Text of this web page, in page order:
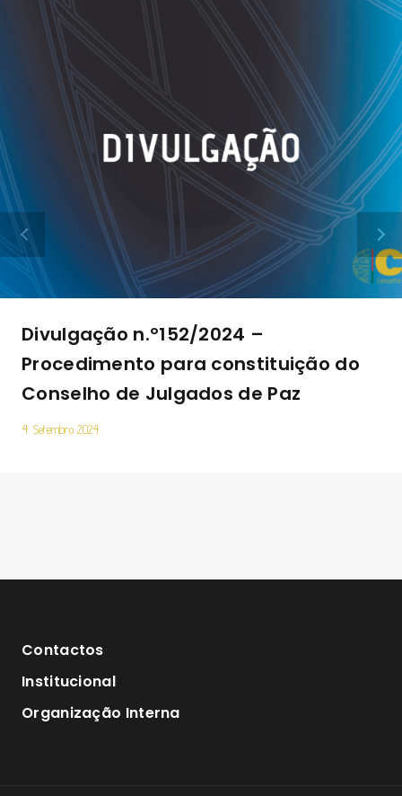
Divulgação n.º152/2024 –
Procedimento para constituição do
Conselho de Julgados de Paz
4 Setembro 2024
Contactos
Institucional
Organização Interna